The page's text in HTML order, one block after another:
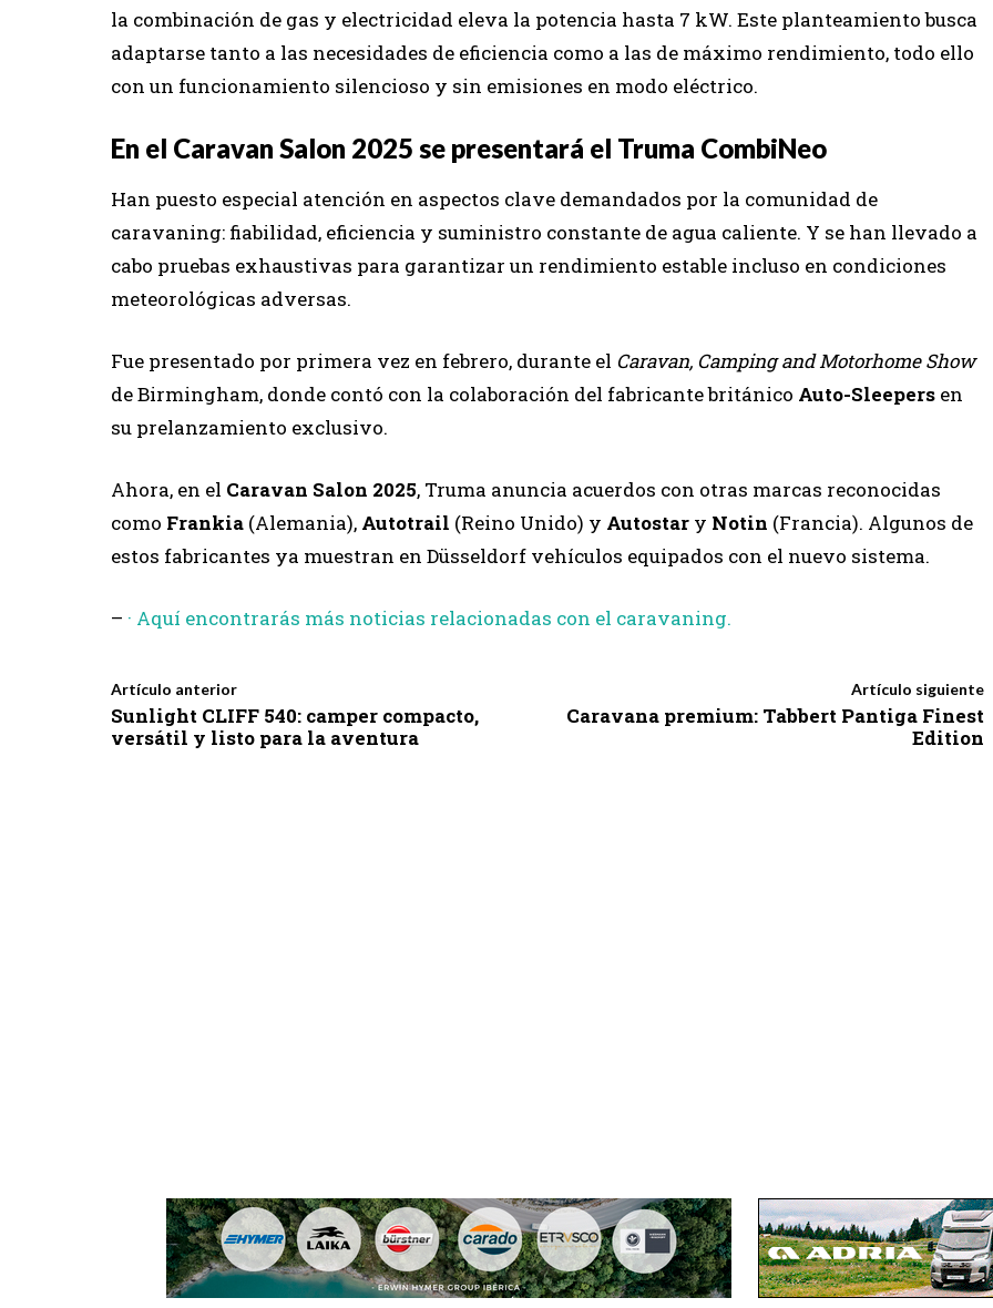
la combinación de gas y electricidad eleva la potencia hasta 7 kW. Este planteamiento busca
adaptarse tanto a las necesidades de eficiencia como a las de máximo rendimiento, todo ello
con un funcionamiento silencioso y sin emisiones en modo eléctrico.
En el Caravan Salon 2025 se presentará el Truma CombiNeo
Han puesto especial atención en aspectos clave demandados por la comunidad de
caravaning: fiabilidad, eficiencia y suministro constante de agua caliente. Y se han llevado a
cabo pruebas exhaustivas para garantizar un rendimiento estable incluso en condiciones
meteorológicas adversas.
Fue presentado por primera vez en febrero, durante el Caravan, Camping and Motorhome Show
de Birmingham, donde contó con la colaboración del fabricante británico Auto-Sleepers en
su prelanzamiento exclusivo.
Ahora, en el Caravan Salon 2025, Truma anuncia acuerdos con otras marcas reconocidas
como Frankia (Alemania), Autotrail (Reino Unido) y Autostar y Notin (Francia). Algunos de
estos fabricantes ya muestran en Düsseldorf vehículos equipados con el nuevo sistema.
– · Aquí encontrarás más noticias relacionadas con el caravaning.
Artículo anterior
Sunlight CLIFF 540: camper compacto,
versátil y listo para la aventura
Artículo siguiente
Caravana premium: Tabbert Pantiga Finest
Edition